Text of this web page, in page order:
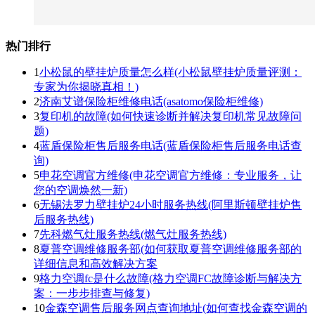
热门排行
1小松鼠的壁挂炉质量怎么样(小松鼠壁挂炉质量评测：
专家为你揭晓真相！)
2济南艾谱保险柜维修电话(asatomo保险柜维修)
3复印机的故障(如何快速诊断并解决复印机常见故障问
题)
4蓝盾保险柜售后服务电话(蓝盾保险柜售后服务电话查
询)
5申花空调官方维修(申花空调官方维修：专业服务，让
您的空调焕然一新)
6无锡法罗力壁挂炉24小时服务热线(阿里斯顿壁挂炉售
后服务热线)
7先科燃气灶服务热线(燃气灶服务热线)
8夏普空调维修服务部(如何获取夏普空调维修服务部的
详细信息和高效解决方案
9格力空调fc是什么故障(格力空调FC故障诊断与解决方
案：一步步排查与修复)
10金森空调售后服务网点查询地址(如何查找金森空调的